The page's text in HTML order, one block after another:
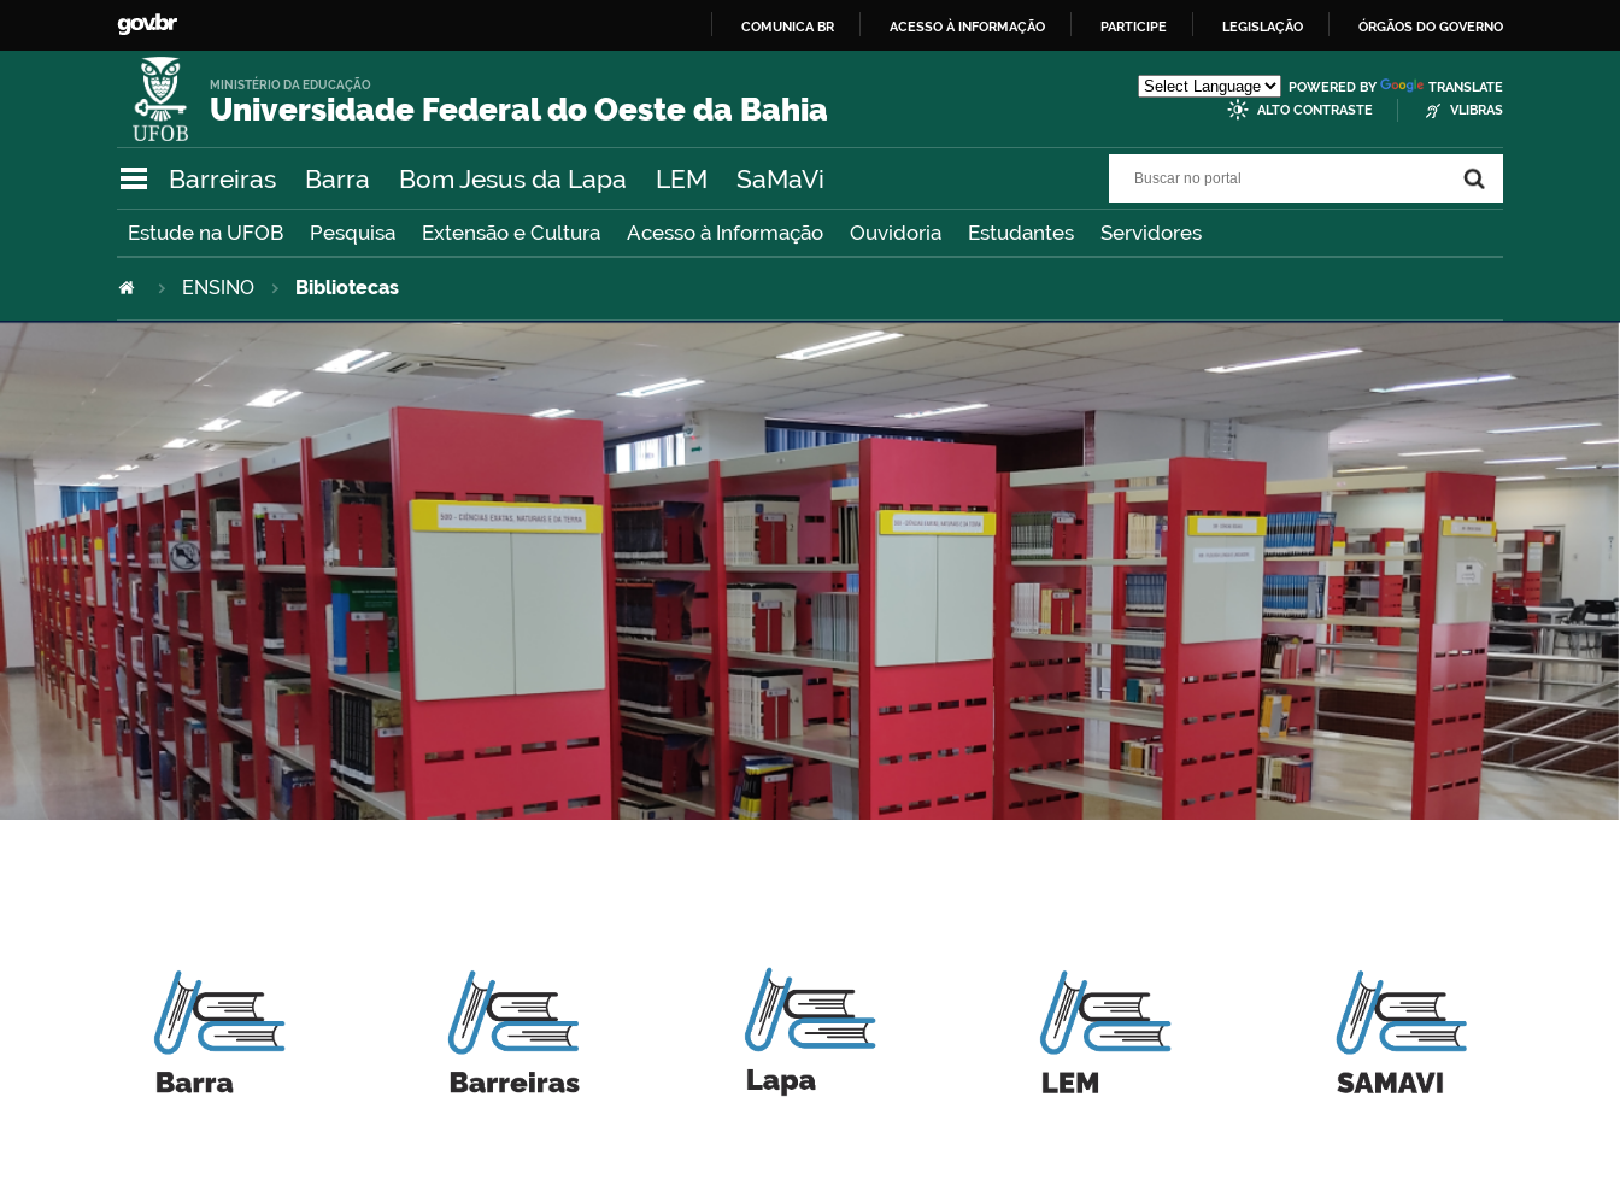
O
COMUNICA BR ACESSO À INFORMAÇÃO PARTICIPE LEGISLAÇÃO ÓRGÃOS DO GOVERNO
Universidade Federal do Oeste da Bahia
MINISTÉRIO DA EDUCAÇÃO POWERED BY
TRANSLATE
ALTO CONTRASTE
VLIBRAS
Barreiras Barra Bom Jesus da Lapa LEM SaMaVi
Estude na UFOB Pesquisa Extensão e Cultura Acesso à Informação Ouvidoria Estudantes Servidores
ENSINO Bibliotecas